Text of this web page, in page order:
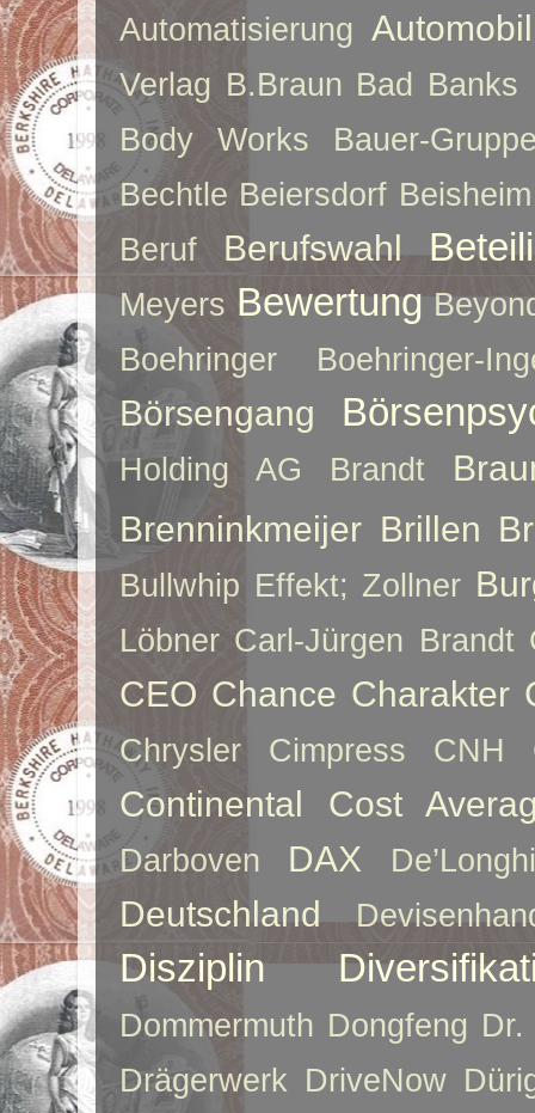
Automatisierung
Verlag B.Braun Bad Banks
Body Works
Bauer-
Bechtle Beiersdorf Beisheim
Beruf
Berufswahl
Meyers Bewertung
Boehringer
Boehringer-
Börsengang
Holding AG Brandt
Brenninkmeijer Brillen
Bullwhip Effekt; Zollner
Löbner Carl-Jürgen Brandt
CEO Chance Charakter
Chrysler Cimpress CNH
Continental Cost
Darboven DAX De’Longhi
Deutschland
Disziplin
Dommermuth Dongfeng Dr.
Drägerwerk DriveNow